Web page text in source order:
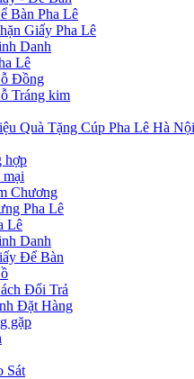
Bàn Pha Lê
Giấy Pha Lê
Danh
Lê
Đồng
Tráng kim
Quà Tặng Cúp Pha Lê Hà
hợp
Chương
Pha Lê
Lê
Danh
Để Bàn
Đổi Trả
Đặt Hàng
gặp
Sát